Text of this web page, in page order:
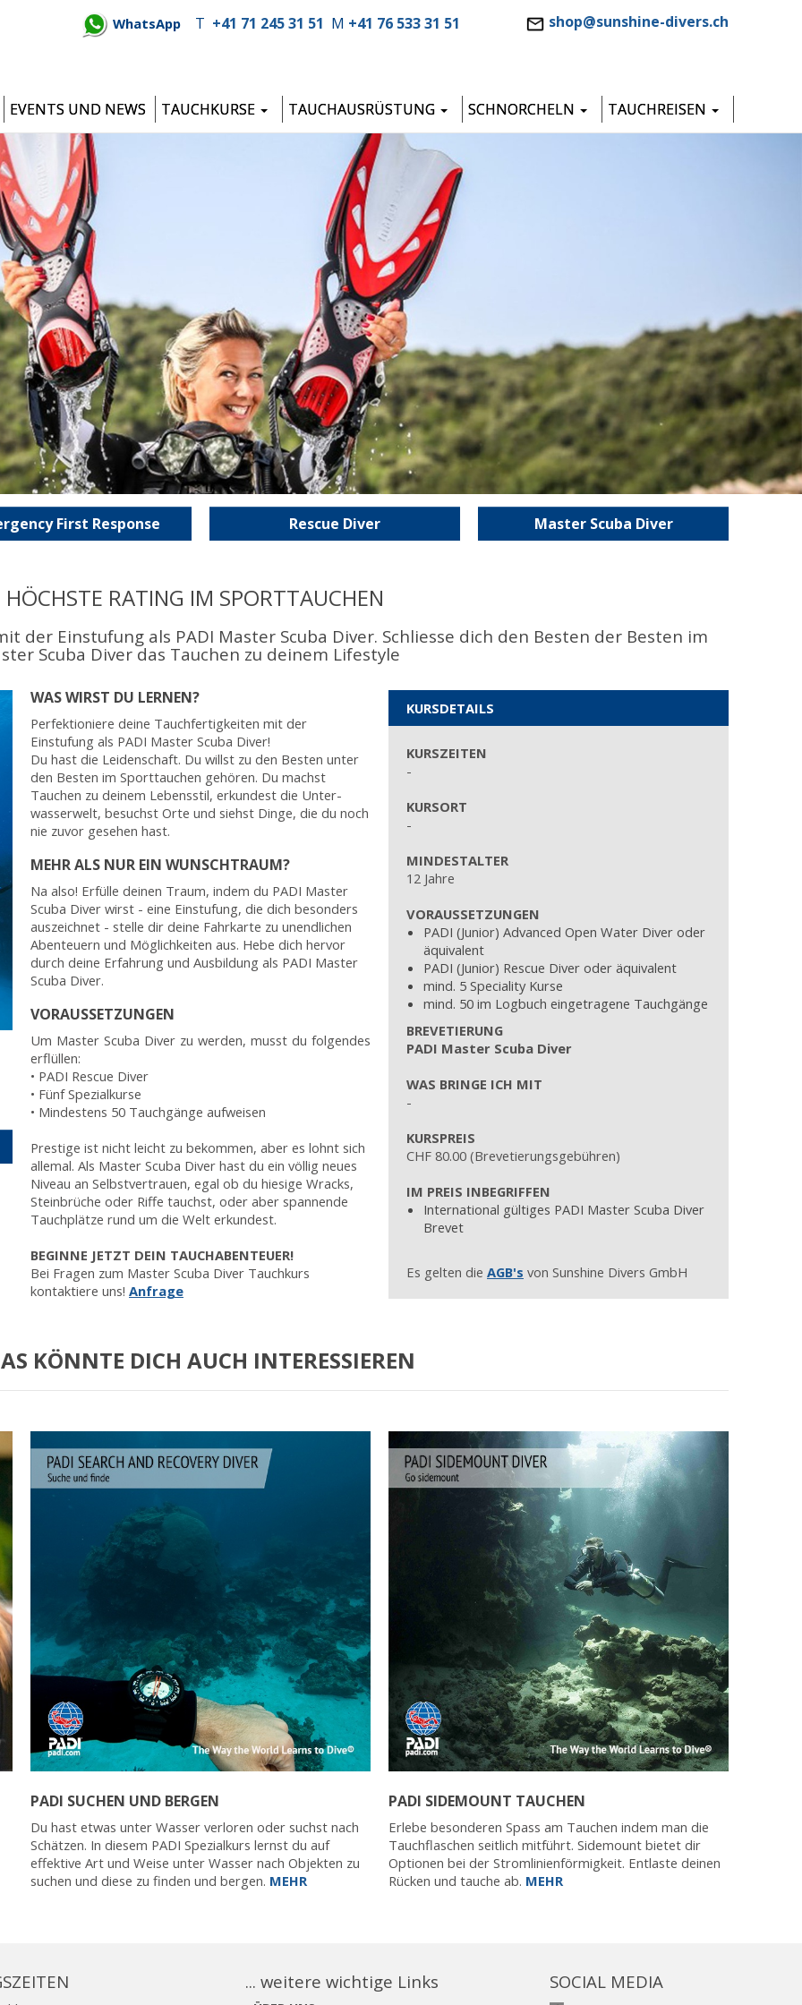
WhatsApp T +41 71 245 31 51 M +41 76 533 31 51 shop@sunshine-divers.ch
EVENTS UND NEWS TAUCHKURSE TAUCHAUSRÜSTUNG SCHNORCHELN TAUCHREISEN
First Response Rescue Diver Master Scuba Diver
RATING IM SPORTTAUCHEN
Einstufung als PADI Master Scuba Diver. Schliesse dich den Besten der Besten im
Scuba Diver das Tauchen zu deinem Lifestyle
WAS WIRST DU LERNEN?
Perfektioniere deine Tauchfertigkeiten mit der
Einstufung als PADI Master Scuba Diver!
Du hast die Leidenschaft. Du willst zu den Besten unter
den Besten im Sporttauchen gehören. Du machst
Tauchen zu deinem Lebensstil, erkundest die Unter-
wasserwelt, besuchst Orte und siehst Dinge, die du noch
nie zuvor gesehen hast.
MEHR ALS NUR EIN WUNSCHTRAUM?
Na also! Erfülle deinen Traum, indem du PADI Master
Scuba Diver wirst - eine Einstufung, die dich besonders
auszeichnet - stelle dir deine Fahrkarte zu unendlichen
Abenteuern und Möglichkeiten aus. Hebe dich hervor
durch deine Erfahrung und Ausbildung als PADI Master
Scuba Diver.
VORAUSSETZUNGEN
Um Master Scuba Diver zu werden, musst du folgendes
erflüllen:
• PADI Rescue Diver
• Fünf Spezialkurse
• Mindestens 50 Tauchgänge aufweisen
Prestige ist nicht leicht zu bekommen, aber es lohnt sich
allemal. Als Master Scuba Diver hast du ein völlig neues
Niveau an Selbstvertrauen, egal ob du hiesige Wracks,
Steinbrüche oder Riffe tauchst, oder aber spannende
Tauchplätze rund um die Welt erkundest.
BEGINNE JETZT DEIN TAUCHABENTEUER!
Bei Fragen zum Master Scuba Diver Tauchkurs
kontaktiere uns! Anfrage
KURSDETAILS
KURSZEITEN
-
KURSORT
-
MINDESTALTER
12 Jahre
VORAUSSETZUNGEN
PADI (Junior) Advanced Open Water Diver oder
äquivalent
PADI (Junior) Rescue Diver oder äquivalent
mind. 5 Speciality Kurse
mind. 50 im Logbuch eingetragene Tauchgänge
BREVETIERUNG
PADI Master Scuba Diver
WAS BRINGE ICH MIT
-
KURSPREIS
CHF 80.00 (Brevetierungsgebühren)
IM PREIS INBEGRIFFEN
International gültiges PADI Master Scuba Diver
Brevet
Es gelten die AGB's von Sunshine Divers GmbH
KÖNNTE DICH AUCH INTERESSIEREN
PADI SUCHEN UND BERGEN
Du hast etwas unter Wasser verloren oder suchst nach
Schätzen. In diesem PADI Spezialkurs lernst du auf
effektive Art und Weise unter Wasser nach Objekten zu
suchen und diese zu finden und bergen. MEHR
PADI SIDEMOUNT TAUCHEN
Erlebe besonderen Spass am Tauchen indem man die
Tauchflaschen seitlich mitführt. Sidemount bietet dir
Optionen bei der Stromlinienförmigkeit. Entlaste deinen
Rücken und tauche ab. MEHR
... weitere wichtige Links SOCIAL MEDIA